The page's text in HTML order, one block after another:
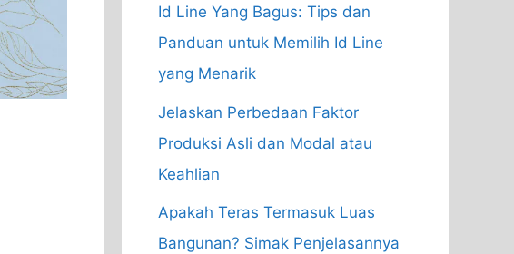
Id Line Yang Bagus: Tips dan
Panduan untuk Memilih Id Line
yang Menarik
Jelaskan Perbedaan Faktor
Produksi Asli dan Modal atau
Keahlian
Apakah Teras Termasuk Luas
Bangunan? Simak Penjelasannya